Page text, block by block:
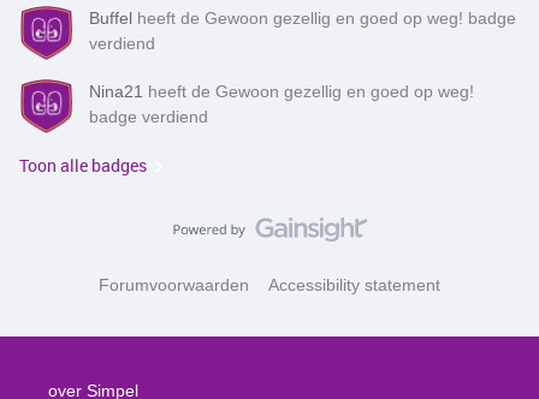
Buffel heeft de Gewoon gezellig en goed op weg! badge
verdiend
Nina21 heeft de Gewoon gezellig en goed op weg!
badge verdiend
Toon alle badges
Forumvoorwaarden Accessibility statement
over Simpel